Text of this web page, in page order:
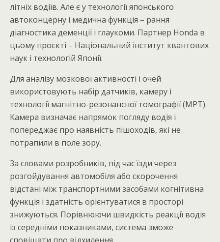
літніх водіїв. Але є у технології японського
автоконцерну і медична функція – рання
діагностика деменції і глаукоми. Партнер Honda в
цьому проєкті – Національний інститут квантових
наук і технологій Японії.
Для аналізу мозкової активності і очей
використовують набір датчиків, камеру і
технології магнітно-резонансної томографії (МРТ).
Камера визначає напрямок погляду водія і
попереджає про наявність пішоходів, які не
потрапили в поле зору.
За словами розробників, під час їзди через
розгойдування автомобіля або скорочення
відстані між транспортними засобами когнітивна
функція і здатність орієнтуватися в просторі
знижуються. Порівнюючи швидкість реакції водія
із середніми показниками, система зможе